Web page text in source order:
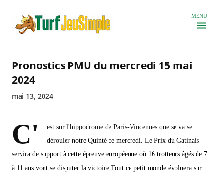
MENU
Pronostics PMU du mercredi 15 mai
2024
mai 13, 2024
C'
est sur l'hippodrome de Paris-Vincennes que se va se
dérouler notre Quinté ce mercredi. Le Prix du Gatinais
servira de support à cette épreuve européenne où 16 trotteurs âgés de 7
à 11 ans vont se disputer la victoire.Tout ce petit monde évoluera sur